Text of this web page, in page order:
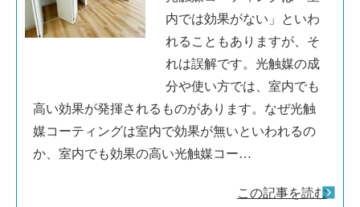
内では効果がない」といわ
れることもありますが、そ
れは誤解です。光触媒の成
分や使い方では、室内でも
高い効果が発揮されるものがあります。なぜ光触
媒コーティングは室内で効果が無いといわれるの
か、室内でも効果の高い光触媒コー…
この記事を読む